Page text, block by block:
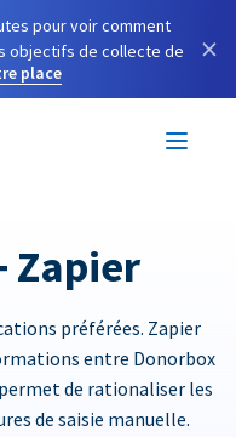
pour voir comment
objectifs de collecte de
place
×
Zapier
préférées. Zapier
entre Donorbox
de rationaliser les
de saisie manuelle.